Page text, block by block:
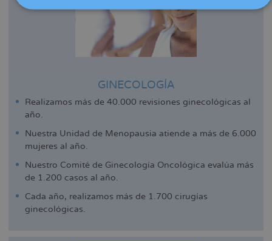
GINECOLOGÍA
Realizamos más de 40.000 revisiones ginecológicas al
año.
Nuestra Unidad de Menopausia atiende a más de 6.000
mujeres al año.
Nuestro Comité de Ginecología Oncológica evalúa más
de 1.200 casos al año.
Cada año, realizamos más de 1.700 cirugías
ginecológicas.